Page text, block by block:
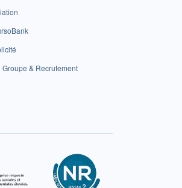
Groupe & Recrutement